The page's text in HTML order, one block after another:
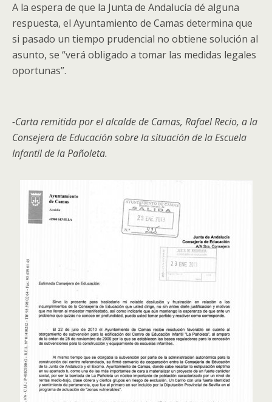
A la espera de que la Junta de Andalucía dé alguna
respuesta, el Ayuntamiento de Camas determina que
si pasado un tiempo prudencial no obtiene solución al
asunto, se “verá obligado a tomar las medidas legales
oportunas”.
-Carta remitida por el alcalde de Camas, Rafael Recio, a la
Consejera de Educación sobre la situación de la Escuela
Infantil de la Pañoleta.